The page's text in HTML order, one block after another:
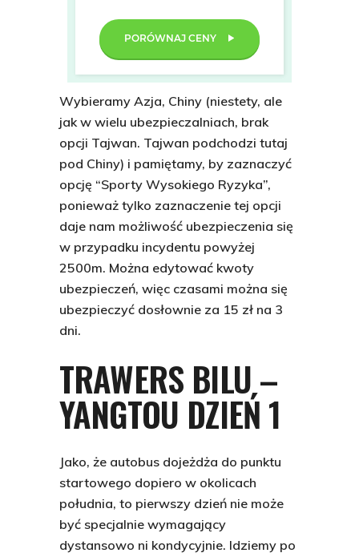
PORÓWNAJ CENY
Wybieramy Azja, Chiny (niestety, ale
jak w wielu ubezpieczalniach, brak
opcji Tajwan. Tajwan podchodzi tutaj
pod Chiny) i pamiętamy, by zaznaczyć
opcję “Sporty Wysokiego Ryzyka”,
ponieważ tylko zaznaczenie tej opcji
daje nam możliwość ubezpieczenia się
w przypadku incydentu powyżej
2500m. Można edytować kwoty
ubezpieczeń, więc czasami można się
ubezpieczyć dosłownie za 15 zł na 3
dni.
TRAWERS BILU –
YANGTOU DZIEŃ 1
Jako, że autobus dojeżdża do punktu
startowego dopiero w okolicach
południa, to pierwszy dzień nie może
być specjalnie wymagający
dystansowo ni kondycyjnie. Idziemy po